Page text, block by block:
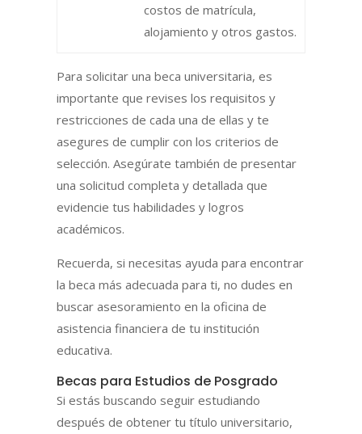
costos de matrícula,
alojamiento y otros gastos.
Para solicitar una beca universitaria, es
importante que revises los requisitos y
restricciones de cada una de ellas y te
asegures de cumplir con los criterios de
selección. Asegúrate también de presentar
una solicitud completa y detallada que
evidencie tus habilidades y logros
académicos.
Recuerda, si necesitas ayuda para encontrar
la beca más adecuada para ti, no dudes en
buscar asesoramiento en la oficina de
asistencia financiera de tu institución
educativa.
Becas para Estudios de Posgrado
Si estás buscando seguir estudiando
después de obtener tu título universitario,